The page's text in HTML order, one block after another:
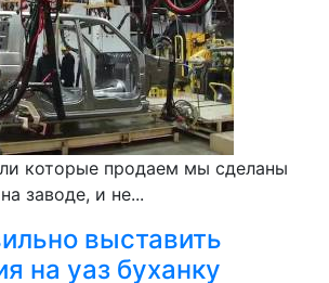
которые продаем мы сделаны
заводе, и не...
выставить
на уаз буханку